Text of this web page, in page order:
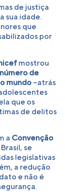
de justiça
sua idade.
que
por
mostrou
de
mundo –atrás
que os
de delitos
a Convenção
se
legislativas
a redução
e não é